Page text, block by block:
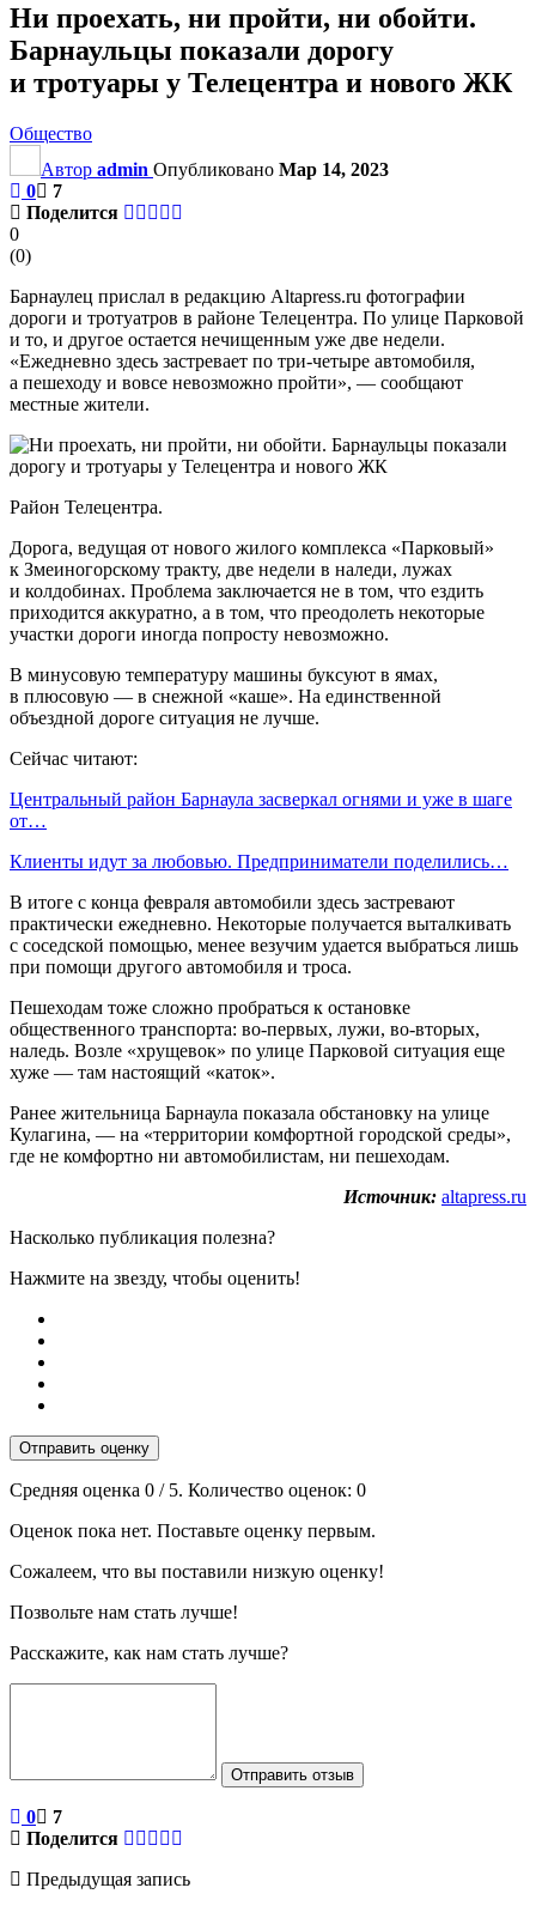
Ни проехать, ни пройти, ни обойти.
Барнаульцы показали дорогу
и тротуары у Телецентра и нового ЖК
Общество
Автор admin Опубликовано Мар 14, 2023
0
7
Поделится
0
(0)
Барнаулец прислал в редакцию Altapress.ru фотографии
дороги и тротуатров в районе Телецентра. По улице Парковой
и то, и другое остается нечищенным уже две недели.
«Ежедневно здесь застревает по три-четыре автомобиля,
а пешеходу и вовсе невозможно пройти», — сообщают
местные жители.
Район Телецентра.
Дорога, ведущая от нового жилого комплекса «Парковый»
к Змеиногорскому тракту, две недели в наледи, лужах
и колдобинах. Проблема заключается не в том, что ездить
приходится аккуратно, а в том, что преодолеть некоторые
участки дороги иногда попросту невозможно.
В минусовую температуру машины буксуют в ямах,
в плюсовую — в снежной «каше». На единственной
объездной дороге ситуация не лучше.
Сейчас читают:
Центральный район Барнаула засверкал огнями и уже в шаге
от…
Клиенты идут за любовью. Предприниматели поделились…
В итоге с конца февраля автомобили здесь застревают
практически ежедневно. Некоторые получается выталкивать
с соседской помощью, менее везучим удается выбраться лишь
при помощи другого автомобиля и троса.
Пешеходам тоже сложно пробраться к остановке
общественного транспорта: во-первых, лужи, во-вторых,
наледь. Возле «хрущевок» по улице Парковой ситуация еще
хуже — там настоящий «каток».
Ранее жительница Барнаула показала обстановку на улице
Кулагина, — на «территории комфортной городской среды»,
где не комфортно ни автомобилистам, ни пешеходам.
Источник: altapress.ru
Насколько публикация полезна?
Нажмите на звезду, чтобы оценить!
Отправить оценку
Средняя оценка 0 / 5. Количество оценок: 0
Оценок пока нет. Поставьте оценку первым.
Сожалеем, что вы поставили низкую оценку!
Позвольте нам стать лучше!
Расскажите, как нам стать лучше?
Отправить отзыв
0
7
Поделится
Предыдущая запись